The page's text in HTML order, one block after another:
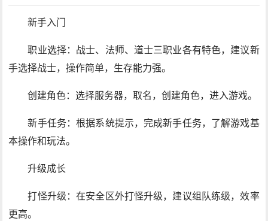
新手入门
职业选择：战士、法师、道士三职业各有特色，建议新
手选择战士，操作简单，生存能力强。
创建角色：选择服务器，取名，创建角色，进入游戏。
新手任务：根据系统提示，完成新手任务，了解游戏基
本操作和玩法。
升级成长
打怪升级：在安全区外打怪升级，建议组队练级，效率
更高。